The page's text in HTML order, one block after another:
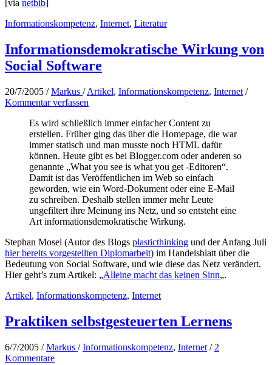
[via netbib]
Informationskompetenz, Internet, Literatur
Informationsdemokratische Wirkung von
Social Software
20/7/2005 /Markus /Artikel, Informationskompetenz, Internet /
Kommentar verfassen
Es wird schließlich immer einfacher Content zu
erstellen. Früher ging das über die Homepage, die war
immer statisch und man musste noch HTML dafür
können. Heute gibt es bei Blogger.com oder anderen so
genannte „What you see is what you get -Editoren“.
Damit ist das Veröffentlichen im Web so einfach
geworden, wie ein Word-Dokument oder eine E-Mail
zu schreiben. Deshalb stellen immer mehr Leute
ungefiltert ihre Meinung ins Netz, und so entsteht eine
Art informationsdemokratische Wirkung.
Stephan Mosel (Autor des Blogs plasticthinking und der Anfang Juli
hier bereits vorgestellten Diplomarbeit) im Handelsblatt über die
Bedeutung von Social Software, und wie diese das Netz verändert.
Hier geht’s zum Artikel: „Alleine macht das keinen Sinn„.
Artikel, Informationskompetenz, Internet
Praktiken selbstgesteuerten Lernens
6/7/2005 /Markus /Informationskompetenz, Internet / 2
Kommentare